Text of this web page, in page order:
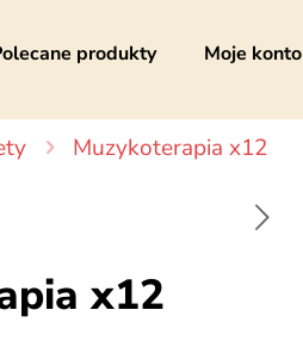
produkty Moje konto
Muzykoterapia x12
x12